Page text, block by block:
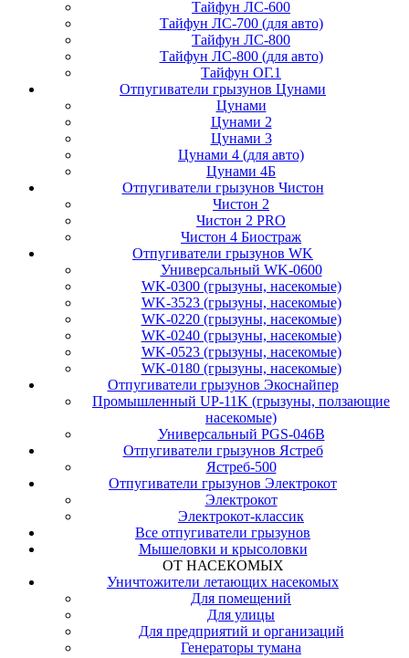
Тайфун ЛС-600
Тайфун ЛС-700 (для авто)
Тайфун ЛС-800
Тайфун ЛС-800 (для авто)
Тайфун ОГ.1
Отпугиватели грызунов Цунами
Цунами
Цунами 2
Цунами 3
Цунами 4 (для авто)
Цунами 4Б
Отпугиватели грызунов Чистон
Чистон 2
Чистон 2 PRO
Чистон 4 Биостраж
Отпугиватели грызунов WK
Универсальный WK-0600
WK-0300 (грызуны, насекомые)
WK-3523 (грызуны, насекомые)
WK-0220 (грызуны, насекомые)
WK-0240 (грызуны, насекомые)
WK-0523 (грызуны, насекомые)
WK-0180 (грызуны, насекомые)
Отпугиватели грызунов Экоснайпер
Промышленный UP-11K (грызуны, ползающие
насекомые)
Универсальный PGS-046B
Отпугиватели грызунов Ястреб
Ястреб-500
Отпугиватели грызунов Электрокот
Электрокот
Электрокот-классик
Все отпугиватели грызунов
Мышеловки и крысоловки
ОТ НАСЕКОМЫХ
Уничтожители летающих насекомых
Для помещений
Для улицы
Для предприятий и организаций
Генераторы тумана